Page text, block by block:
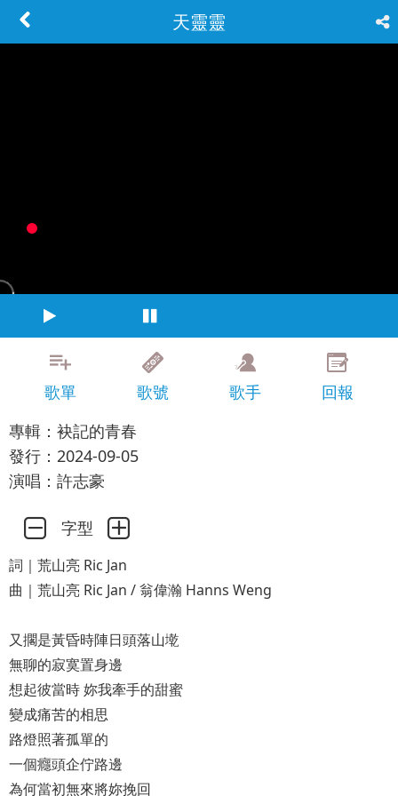
天靈靈
歌單 歌號 歌手
回報
專輯：袂記的青春
發行：2024-09-05
演唱：許志豪
字型
詞｜荒山亮 Ric Jan
曲｜荒山亮 Ric Jan / 翁偉瀚 Hanns Weng
又擱是黃昏時陣日頭落山墘
無聊的寂寞置身邊
想起彼當時 妳我牽手的甜蜜
變成痛苦的相思
路燈照著孤單的
一個癮頭企佇路邊
為何當初無來將妳挽回